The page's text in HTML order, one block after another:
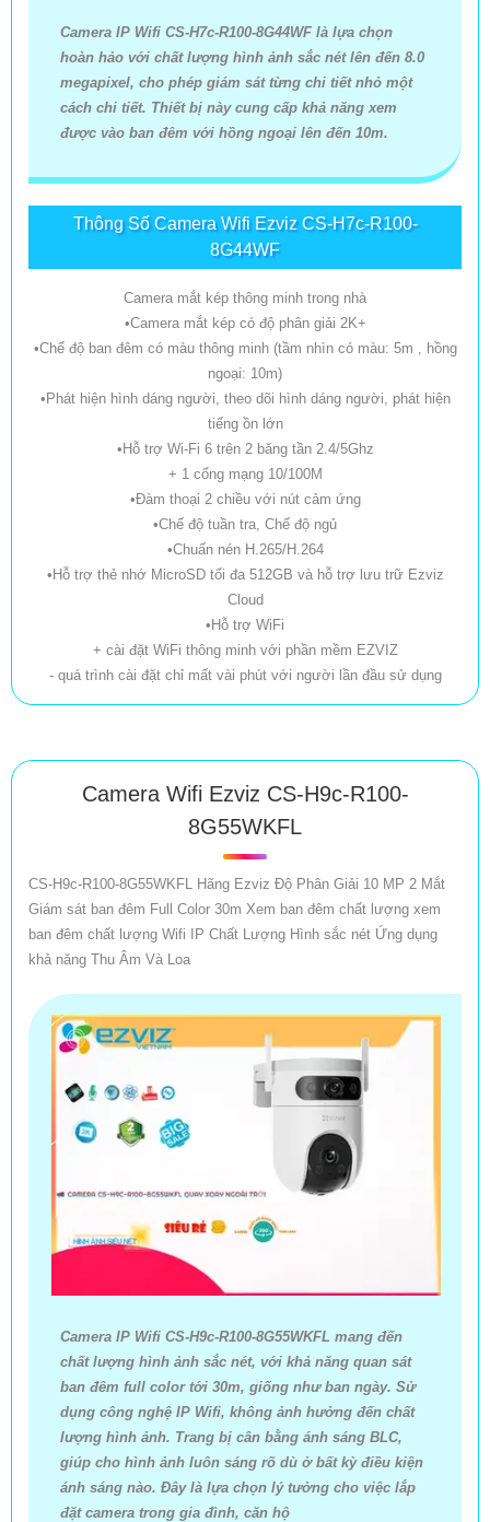
Camera IP Wifi CS-H7c-R100-8G44WF là lựa chọn
hoàn hảo với chất lượng hình ảnh sắc nét lên đến 8.0
megapixel, cho phép giám sát từng chi tiết nhỏ một
cách chi tiết. Thiết bị này cung cấp khả năng xem
được vào ban đêm với hồng ngoại lên đến 10m.
Thông Số Camera Wifi Ezviz CS-H7c-R100-
8G44WF
Camera mắt kép thông minh trong nhà
•Camera mắt kép có độ phân giải 2K+
•Chế độ ban đêm có màu thông minh (tầm nhìn có màu: 5m , hồng
ngoại: 10m)
•Phát hiện hình dáng người, theo dõi hình dáng người, phát hiện
tiếng ồn lớn
•Hỗ trợ Wi-Fi 6 trên 2 băng tần 2.4/5Ghz
+ 1 cổng mạng 10/100M
•Đàm thoại 2 chiều với nút cảm ứng
•Chế độ tuần tra, Chế độ ngủ
•Chuấn nén H.265/H.264
•Hỗ trợ thẻ nhớ MicroSD tối đa 512GB và hỗ trợ lưu trữ Ezviz
Cloud
•Hỗ trợ WiFi
+ cài đặt WiFi thông minh với phần mềm EZVIZ
- quá trình cài đặt chỉ mất vài phút với người lần đầu sử dụng
Camera Wifi Ezviz CS-H9c-R100-
8G55WKFL
CS-H9c-R100-8G55WKFL Hãng Ezviz Độ Phân Giải 10 MP 2 Mắt
Giám sát ban đêm Full Color 30m Xem ban đêm chất lượng xem
ban đêm chất lượng Wifi IP Chất Lượng Hình sắc nét Ứng dụng
khả năng Thu Âm Và Loa
Camera IP Wifi CS-H9c-R100-8G55WKFL mang đến
chất lượng hình ảnh sắc nét, với khả năng quan sát
ban đêm full color tới 30m, giống như ban ngày. Sử
dụng công nghệ IP Wifi, không ảnh hưởng đến chất
lượng hình ảnh. Trang bị cân bằng ánh sáng BLC,
giúp cho hình ảnh luôn sáng rõ dù ở bất kỳ điều kiện
ánh sáng nào. Đây là lựa chọn lý tưởng cho việc lắp
đặt camera trong gia đình, căn hộ